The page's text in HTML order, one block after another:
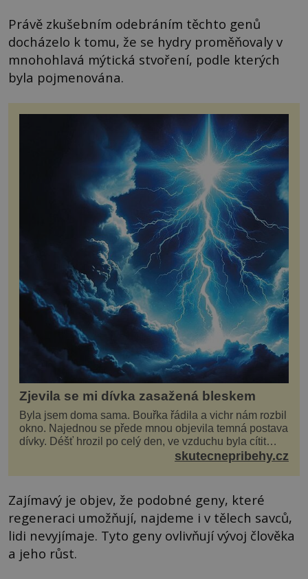
Právě zkušebním odebráním těchto genů
docházelo k tomu, že se hydry proměňovaly v
mnohohlavá mýtická stvoření, podle kterých
byla pojmenována.
Zjevila se mi dívka zasažená bleskem
Byla jsem doma sama. Bouřka řádila a vichr nám rozbil
okno. Najednou se přede mnou objevila temná postava
dívky. Déšť hrozil po celý den, ve vzduchu byla cítit
bouřka. Do topolů před domem se opřel ví...skutecnepribehy.cz
Zajímavý je objev, že podobné geny, které
regeneraci umožňují, najdeme i v tělech savců,
lidi nevyjímaje. Tyto geny ovlivňují vývoj člověka
a jeho růst.